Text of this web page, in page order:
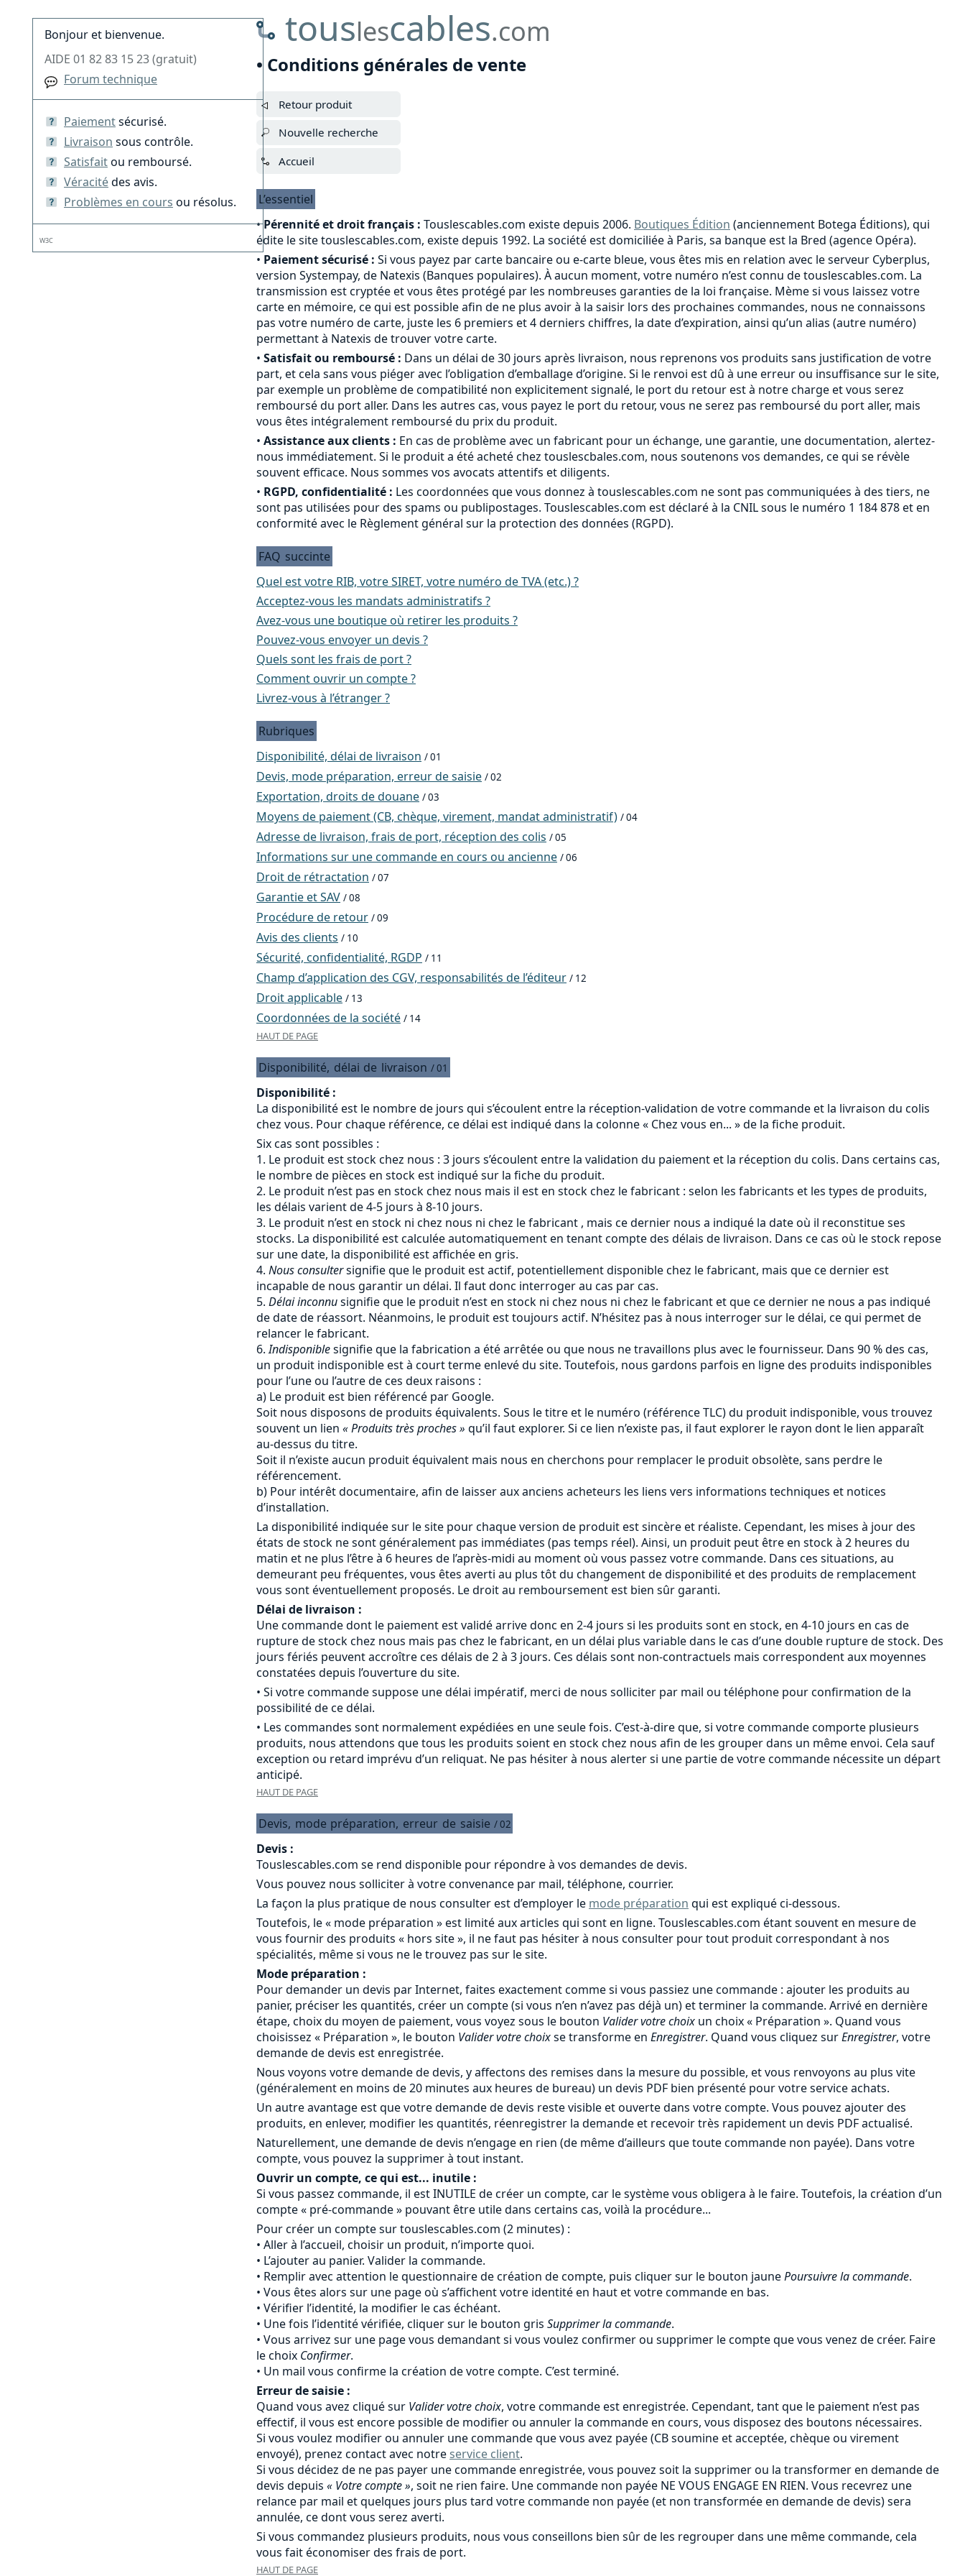
touslescables.com
• Conditions générales de vente
Retour produit
Nouvelle recherche
Accueil
L’essentiel
•Pérennité et droit français : Touslescables.com existe depuis 2006. Boutiques Édition (anciennement Botega Éditions), qui
édite le site touslescables.com, existe depuis 1992. La société est domiciliée à Paris, sa banque est la Bred (agence Opéra).
• Paiement sécurisé : Si vous payez par carte bancaire ou e-carte bleue, vous êtes mis en relation avec le serveur Cyberplus,
version Systempay, de Natexis (Banques populaires). À aucun moment, votre numéro n’est connu de touslescables.com. La
transmission est cryptée et vous êtes protégé par les nombreuses garanties de la loi française. Mème si vous laissez votre
carte en mémoire, ce qui est possible afin de ne plus avoir à la saisir lors des prochaines commandes, nous ne connaissons
pas votre numéro de carte, juste les 6 premiers et 4 derniers chiffres, la date d’expiration, ainsi qu’un alias (autre numéro)
permettant à Natexis de trouver votre carte.
• Satisfait ou remboursé : Dans un délai de 30 jours après livraison, nous reprenons vos produits sans justification de votre
part, et cela sans vous piéger avec l’obligation d’emballage d’origine. Si le renvoi est dû à une erreur ou insuffisance sur le site,
par exemple un problème de compatibilité non explicitement signalé, le port du retour est à notre charge et vous serez
remboursé du port aller. Dans les autres cas, vous payez le port du retour, vous ne serez pas remboursé du port aller, mais
vous êtes intégralement remboursé du prix du produit.
• Assistance aux clients : En cas de problème avec un fabricant pour un échange, une garantie, une documentation, alertez-
nous immédiatement. Si le produit a été acheté chez touslescbales.com, nous soutenons vos demandes, ce qui se révèle
souvent efficace. Nous sommes vos avocats attentifs et diligents.
• RGPD, confidentialité : Les coordonnées que vous donnez à touslescables.com ne sont pas communiquées à des tiers, ne
sont pas utilisées pour des spams ou publipostages. Touslescables.com est déclaré à la CNIL sous le numéro 1 184 878 et en
conformité avec le Règlement général sur la protection des données (RGPD).
FAQ succinte
Quel est votre RIB, votre SIRET, votre numéro de TVA (etc.) ?
Acceptez-vous les mandats administratifs ?
Avez-vous une boutique où retirer les produits ?
Pouvez-vous envoyer un devis ?
Quels sont les frais de port ?
Comment ouvrir un compte ?
Livrez-vous à l’étranger ?
Rubriques
Disponibilité, délai de livraison / 01
Devis, mode préparation, erreur de saisie / 02
Exportation, droits de douane / 03
Moyens de paiement (CB, chèque, virement, mandat administratif) / 04
Adresse de livraison, frais de port, réception des colis / 05
Informations sur une commande en cours ou ancienne / 06
Droit de rétractation / 07
Garantie et SAV / 08
Procédure de retour / 09
Avis des clients / 10
Sécurité, confidentialité, RGDP / 11
Champ d’application des CGV, responsabilités de l’éditeur / 12
Droit applicable / 13
Coordonnées de la société / 14
HAUT DE PAGE
Disponibilité, délai de livraison / 01
Disponibilité :
La disponibilité est le nombre de jours qui s’écoulent entre la réception-validation de votre commande et la livraison du colis
chez vous. Pour chaque référence, ce délai est indiqué dans la colonne « Chez vous en... » de la fiche produit.
Six cas sont possibles :
Le produit est stock chez nous : 3 jours s’écoulent entre la validation du paiement et la réception du colis. Dans certains cas,
le nombre de pièces en stock est indiqué sur la fiche du produit.
Le produit n’est pas en stock chez nous mais il est en stock chez le fabricant : selon les fabricants et les types de produits,
les délais varient de 4-5 jours à 8-10 jours.
Le produit n’est en stock ni chez nous ni chez le fabricant , mais ce dernier nous a indiqué la date où il reconstitue ses
stocks. La disponibilité est calculée automatiquement en tenant compte des délais de livraison. Dans ce cas où le stock repose
sur une date, la disponibilité est affichée en gris.
Nous consultersignifie que le produit est actif, potentiellement disponible chez le fabricant, mais que ce dernier est
incapable de nous garantir un délai. Il faut donc interroger au cas par cas.
Délai inconnusignifie que le produit n’est en stock ni chez nous ni chez le fabricant et que ce dernier ne nous a pas indiqué
de date de réassort. Néanmoins, le produit est toujours actif. N’hésitez pas à nous interroger sur le délai, ce qui permet de
relancer le fabricant.
Indisponiblesignifie que la fabrication a été arrêtée ou que nous ne travaillons plus avec le fournisseur. Dans 90 % des cas,
un produit indisponible est à court terme enlevé du site. Toutefois, nous gardons parfois en ligne des produits indisponibles
pour l’une ou l’autre de ces deux raisons :
a) Le produit est bien référencé par Google.
Soit nous disposons de produits équivalents. Sous le titre et le numéro (référence TLC) du produit indisponible, vous trouvez
souvent un lien « Produits très proches » qu’il faut explorer. Si ce lien n’existe pas, il faut explorer le rayon dont le lien apparaît
au-dessus du titre.
Soit il n’existe aucun produit équivalent mais nous en cherchons pour remplacer le produit obsolète, sans perdre le
référencement.
b) Pour intérêt documentaire, afin de laisser aux anciens acheteurs les liens vers informations techniques et notices
d’installation.
La disponibilité indiquée sur le site pour chaque version de produit est sincère et réaliste. Cependant, les mises à jour des
états de stock ne sont généralement pas immédiates (pas temps réel). Ainsi, un produit peut être en stock à 2 heures du
matin et ne plus l’être à 6 heures de l’après-midi au moment où vous passez votre commande. Dans ces situations, au
demeurant peu fréquentes, vous êtes averti au plus tôt du changement de disponibilité et des produits de remplacement
vous sont éventuellement proposés. Le droit au remboursement est bien sûr garanti.
Délai de livraison :
Une commande dont le paiement est validé arrive donc en 2-4 jours si les produits sont en stock, en 4-10 jours en cas de
rupture de stock chez nous mais pas chez le fabricant, en un délai plus variable dans le cas d’une double rupture de stock. Des
jours fériés peuvent accroître ces délais de 2 à 3 jours. Ces délais sont non-contractuels mais correspondent aux moyennes
constatées depuis l’ouverture du site.
• Si votre commande suppose une délai impératif, merci de nous solliciter par mail ou téléphone pour confirmation de la
possibilité de ce délai.
• Les commandes sont normalement expédiées en une seule fois. C’est-à-dire que, si votre commande comporte plusieurs
produits, nous attendons que tous les produits soient en stock chez nous afin de les grouper dans un même envoi. Cela sauf
exception ou retard imprévu d’un reliquat. Ne pas hésiter à nous alerter si une partie de votre commande nécessite un départ
anticipé.
HAUT DE PAGE
Devis, mode préparation, erreur de saisie / 02
Devis :
Touslescables.com se rend disponible pour répondre à vos demandes de devis.
Vous pouvez nous solliciter à votre convenance par mail, téléphone, courrier.
La façon la plus pratique de nous consulter est d’employer le mode préparation qui est expliqué ci-dessous.
Toutefois, le « mode préparation » est limité aux articles qui sont en ligne. Touslescables.com étant souvent en mesure de
vous fournir des produits « hors site », il ne faut pas hésiter à nous consulter pour tout produit correspondant à nos
spécialités, même si vous ne le trouvez pas sur le site.
Mode préparation :
Pour demander un devis par Internet, faites exactement comme si vous passiez une commande : ajouter les produits au
panier, préciser les quantités, créer un compte (si vous n’en n’avez pas déjà un) et terminer la commande. Arrivé en dernière
étape, choix du moyen de paiement, vous voyez sous le bouton Valider votre choix un choix « Préparation ». Quand vous
choisissez « Préparation », le bouton Valider votre choixse transforme en Enregistrer. Quand vous cliquez surEnregistrer, votre
demande de devis est enregistrée.
Nous voyons votre demande de devis, y affectons des remises dans la mesure du possible, et vous renvoyons au plus vite
(généralement en moins de 20 minutes aux heures de bureau) un devis PDF bien présenté pour votre service achats.
Un autre avantage est que votre demande de devis reste visible et ouverte dans votre compte. Vous pouvez ajouter des
produits, en enlever, modifier les quantités, réenregistrer la demande et recevoir très rapidement un devis PDF actualisé.
Naturellement, une demande de devis n’engage en rien (de même d’ailleurs que toute commande non payée). Dans votre
compte, vous pouvez la supprimer à tout instant.
Ouvrir un compte, ce qui est... inutile :
Si vous passez commande, il est INUTILE de créer un compte, car le système vous obligera à le faire. Toutefois, la création d’un
compte « pré-commande » pouvant être utile dans certains cas, voilà la procédure...
Pour créer un compte sur touslescables.com (2 minutes) :
Aller à l’accueil, choisir un produit, n’importe quoi.
L’ajouter au panier. Valider la commande.
Remplir avec attention le questionnaire de création de compte, puis cliquer sur le bouton jaunePoursuivre la commande.
Vous êtes alors sur une page où s’affichent votre identité en haut et votre commande en bas.
Vérifier l’identité, la modifier le cas échéant.
Une fois l’identité vérifiée, cliquer sur le bouton gris Supprimer la commande.
Vous arrivez sur une page vous demandant si vous voulez confirmer ou supprimer le compte que vous venez de créer. Faire
le choix Confirmer.
Un mail vous confirme la création de votre compte. C’est terminé.
Erreur de saisie :
Quand vous avez cliqué sur Valider votre choix, votre commande est enregistrée. Cependant, tant que le paiement n’est pas
effectif, il vous est encore possible de modifier ou annuler la commande en cours, vous disposez des boutons nécessaires.
Si vous voulez modifier ou annuler une commande que vous avez payée (CB soumine et acceptée, chèque ou virement
envoyé), prenez contact avec notreservice client.
Si vous décidez de ne pas payer une commande enregistrée, vous pouvez soit la supprimer ou la transformer en demande de
devis depuis « Votre compte », soit ne rien faire. Une commande non payée NE VOUS ENGAGE EN RIEN. Vous recevrez une
relance par mail et quelques jours plus tard votre commande non payée (et non transformée en demande de devis) sera
annulée, ce dont vous serez averti.
Si vous commandez plusieurs produits, nous vous conseillons bien sûr de les regrouper dans une même commande, cela
vous fait économiser des frais de port.
HAUT DE PAGE
Bonjour et bienvenue.
AIDE 01 82 83 15 23 (gratuit)
Forum technique
Paiementsécurisé.
Livraison sous contrôle.
Satisfaitou remboursé.
Véracitédes avis.
Problèmes en cours ou résolus.
W3C